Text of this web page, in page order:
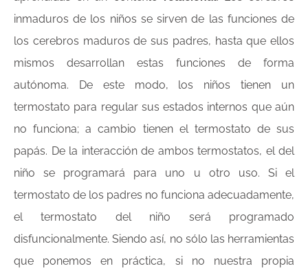
inmaduros de los niños se sirven de las funciones de
los cerebros maduros de sus padres, hasta que ellos
mismos desarrollan estas funciones de forma
autónoma. De este modo, los niños tienen un
termostato para regular sus estados internos que aún
no funciona; a cambio tienen el termostato de sus
papás. De la interacción de ambos termostatos, el del
niño se programará para uno u otro uso. Si el
termostato de los padres no funciona adecuadamente,
el termostato del niño será programado
disfuncionalmente. Siendo así, no sólo las herramientas
que ponemos en práctica, si no nuestra propia